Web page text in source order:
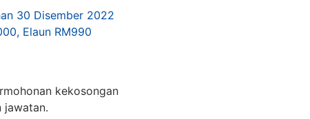
30 Disember 2022
Elaun RM990
kekosongan
jawatan.